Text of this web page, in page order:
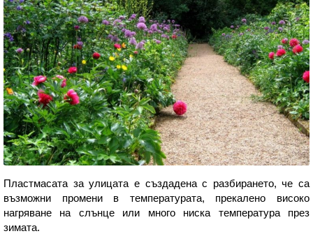
Пластмасата за улицата е създадена с разбирането, че са
възможни промени в температурата, прекалено високо
нагряване на слънце или много ниска температура през
зимата.